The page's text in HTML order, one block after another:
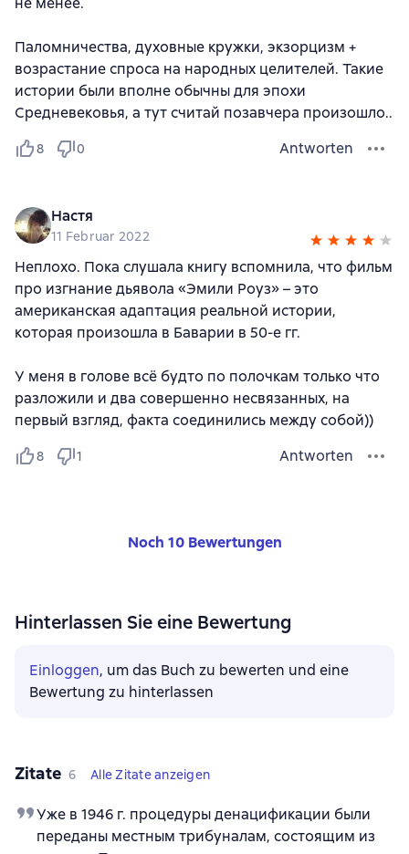
Паломничества, духовные кружки, экзорцизм +
возрастание спроса на народных целителей. Такие
истории были вполне обычны для эпохи
Средневековья, а тут считай позавчера произошло..
8 0 Antworten
Настя
11 Februar 2022
Неплохо. Пока слушала книгу вспомнила, что фильм
про изгнание дьявола «Эмили Роуз» – это
американская адаптация реальной истории,
которая произошла в Баварии в 50-е гг.
У меня в голове всё будто по полочкам только что
разложили и два совершенно несвязанных, на
первый взгляд, факта соединились между собой))
8 1 Antworten
Noch 10 Bewertungen
Hinterlassen Sie eine Bewertung
Einloggen, um das Buch zu bewerten und eine
Bewertung zu hinterlassen
Zitate 6 Alle Zitate anzeigen
Уже в 1946 г. процедуры денацификации были
переданы местным трибуналам, состоящим из